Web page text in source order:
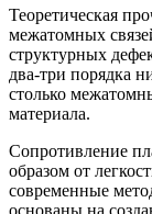
Теоретическая
межатомных
структурных
два-три порядка
столько
материала.
Сопротивление
образом от
современные
основаны на